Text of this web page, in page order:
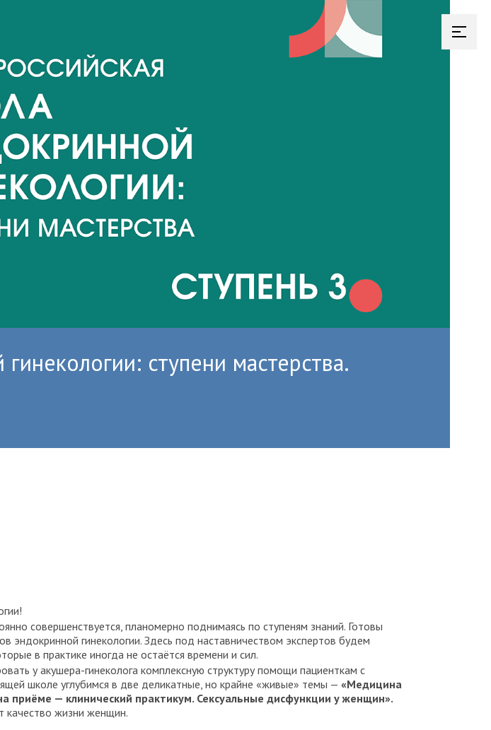
ступени мастерства.
совершенствуется, планомерно поднимаясь по ступеням знаний. Готовы
эндокринной гинекологии. Здесь под наставничеством экспертов будем
в практике иногда не остаётся времени и сил.
у акушера-гинеколога комплексную структуру помощи пациенткам с
школе углубимся в две деликатные, но крайне «живые» темы — «Медицина
приёме — клинический практикум. Сексуальные дисфункции у женщин».
качество жизни женщин.